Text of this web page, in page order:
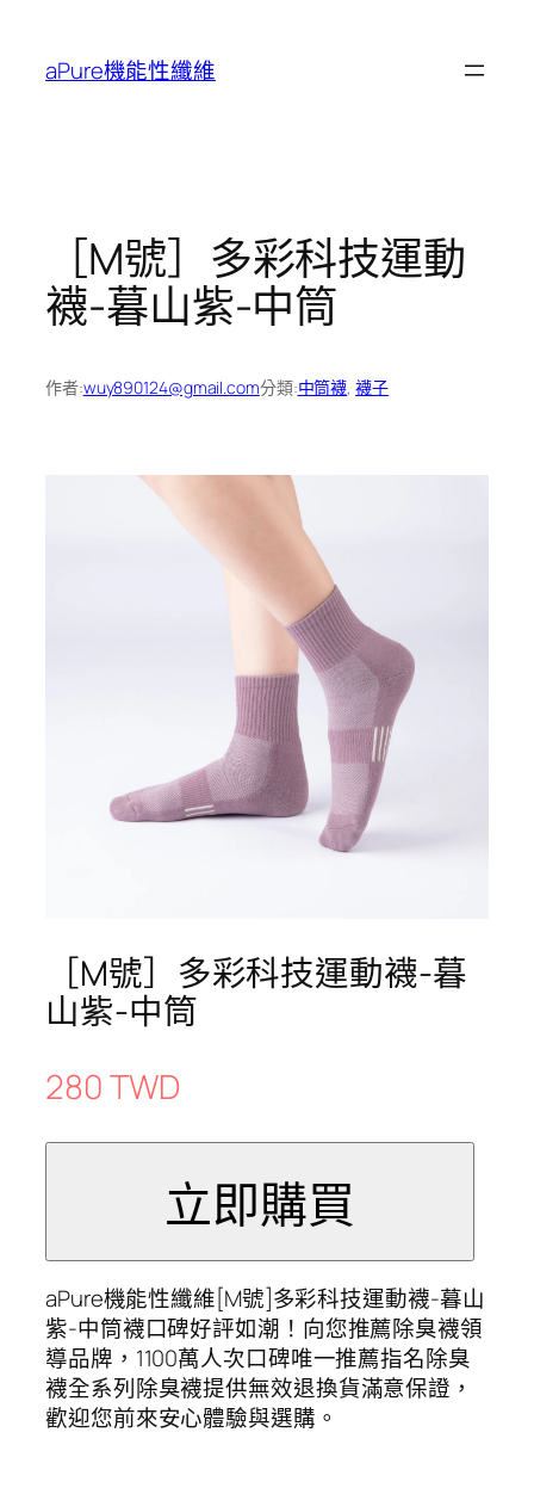
aPure機能性纖維
［M號］多彩科技運動
襪-暮山紫-中筒
作者:wuy890124@gmail.com分類:中筒襪, 襪子
［M號］多彩科技運動襪-暮
山紫-中筒
280 TWD
aPure機能性纖維[M號]多彩科技運動襪-暮山
紫-中筒襪口碑好評如潮！向您推薦除臭襪領
導品牌，1100萬人次口碑唯一推薦指名除臭
襪全系列除臭襪提供無效退換貨滿意保證，
歡迎您前來安心體驗與選購。